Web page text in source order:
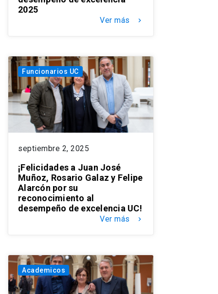
2025
Ver más keyboard_arrow_right
Funcionarios UC
septiembre 2, 2025
¡Felicidades a Juan José
Muñoz, Rosario Galaz y Felipe
Alarcón por su
reconocimiento al
desempeño de excelencia UC!
Ver más keyboard_arrow_right
Academicos